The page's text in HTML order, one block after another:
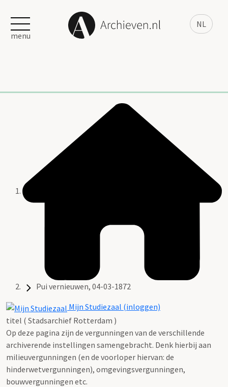
NL
menu
Pui vernieuwen, 04-03-1872
Mijn Studiezaal (inloggen)
titel ( Stadsarchief Rotterdam )
Op deze pagina zijn de vergunningen van de verschillende
archiverende instellingen samengebracht. Denk hierbij aan
milieuvergunningen (en de voorloper hiervan: de
hinderwetvergunningen), omgevingsvergunningen,
bouwvergunningen etc.